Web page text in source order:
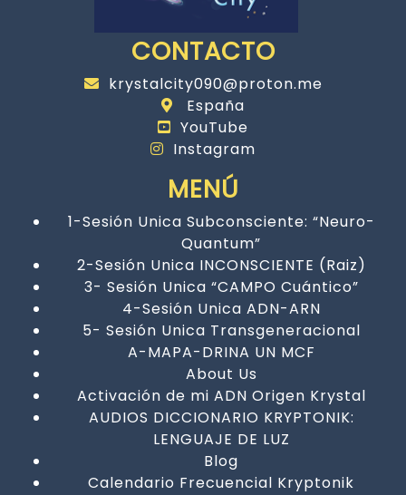
CONTACTO
krystalcity090@proton.me
España
YouTube
Instagram
MENÚ
1-Sesión Unica Subconsciente: “Neuro-
Quantum”
2-Sesión Unica INCONSCIENTE (Raiz)
3- Sesión Unica “CAMPO Cuántico”
4-Sesión Unica ADN-ARN
5- Sesión Unica Transgeneracional
A-MAPA-DRINA UN MCF
About Us
Activación de mi ADN Origen Krystal
AUDIOS DICCIONARIO KRYPTONIK:
LENGUAJE DE LUZ
Blog
Calendario Frecuencial Kryptonik